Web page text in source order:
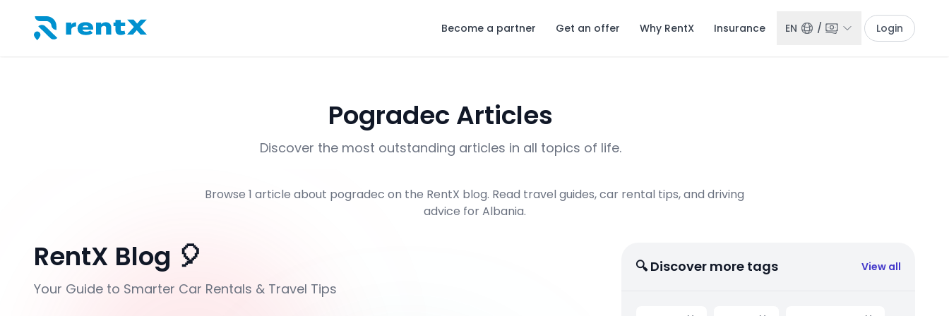
Become a partner Get an offer Why RentX Insurance EN / Login
Pogradec Articles
Discover the most outstanding articles in all topics of life.
Browse 1 article about pogradec on the RentX blog. Read travel guides, car rental tips, and driving
advice for Albania.
RentX Blog 🎈
Your Guide to Smarter Car Rentals & Travel Tips
🔍 Discover more tags View all